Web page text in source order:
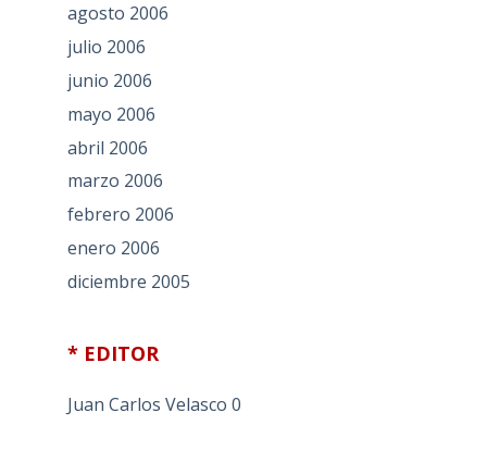
agosto 2006
julio 2006
junio 2006
mayo 2006
abril 2006
marzo 2006
febrero 2006
enero 2006
diciembre 2005
* EDITOR
Juan Carlos Velasco 0